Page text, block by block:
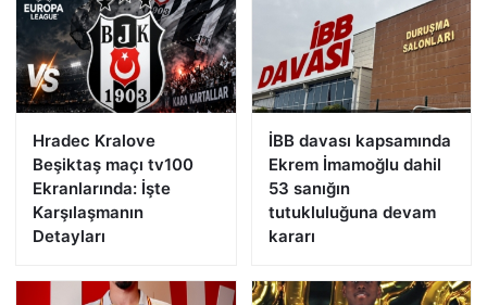
Hradec Kralove
Beşiktaş maçı tv100
Ekranlarında: İşte
Karşılaşmanın
Detayları
İBB davası kapsamında
Ekrem İmamoğlu dahil
53 sanığın
tutukluluğuna devam
kararı